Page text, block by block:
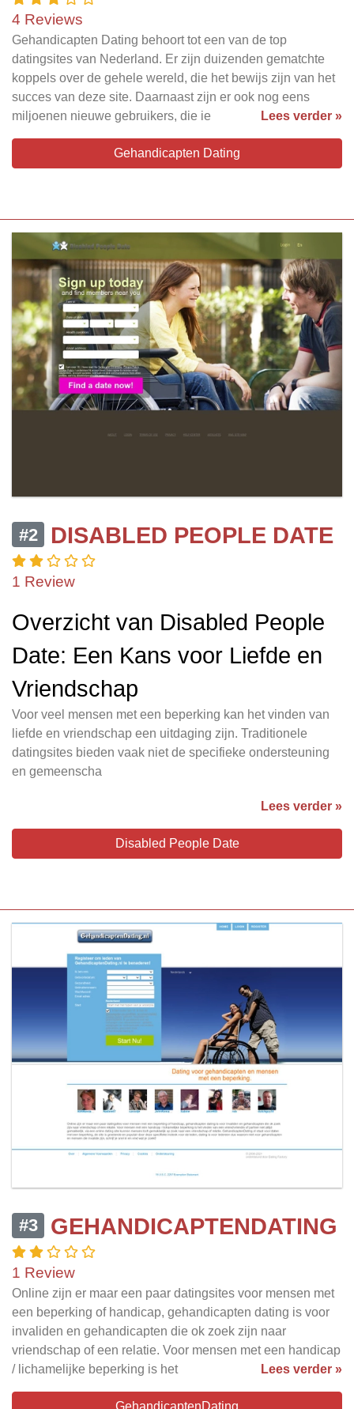
4 Reviews
Gehandicapten Dating behoort tot een van de top
datingsites van Nederland. Er zijn duizenden gematchte
koppels over de gehele wereld, die het bewijs zijn van het
succes van deze site. Daarnaast zijn er ook nog eens
miljoenen nieuwe gebruikers, die ie
Lees verder »
Gehandicapten Dating
#2 DISABLED PEOPLE DATE
1 Review
Overzicht van Disabled People
Date: Een Kans voor Liefde en
Vriendschap
Voor veel mensen met een beperking kan het vinden van
liefde en vriendschap een uitdaging zijn. Traditionele
datingsites bieden vaak niet de specifieke ondersteuning
en gemeenscha
Lees verder »
Disabled People Date
#3 GEHANDICAPTENDATING
1 Review
Online zijn er maar een paar datingsites voor mensen met
een beperking of handicap, gehandicapten dating is voor
invaliden en gehandicapten die ok zoek zijn naar
vriendschap of een relatie. Voor mensen met een handicap
/ lichamelijke beperking is het
Lees verder »
GehandicaptenDating